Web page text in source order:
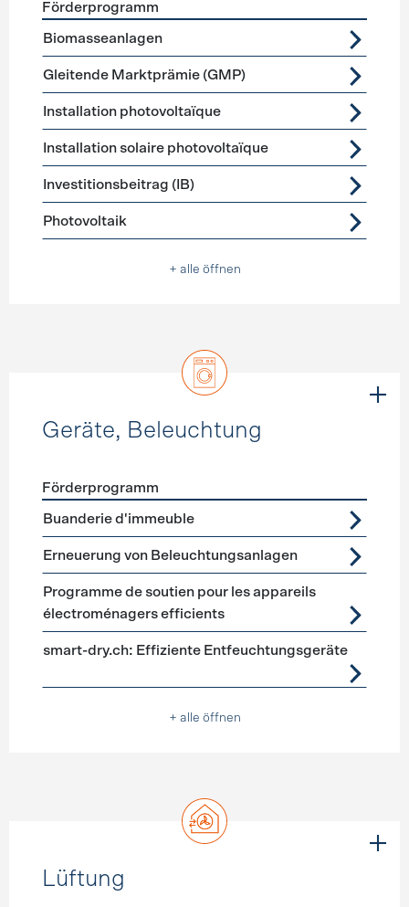
Förderprogramme
Förderprogramm
Biomasseanlagen
Gleitende Marktprämie (GMP)
Installation photovoltaïque
Installation solaire photovoltaïque
Investitionsbeitrag (IB)
Photovoltaik
+ alle öffnen
Geräte, Beleuchtung
Förderprogramme Geräte, Beleuchtung
Förderprogramm
Buanderie d'immeuble
Erneuerung von Beleuchtungsanlagen
Programme de soutien pour les appareils
électroménagers efficients
smart-dry.ch: Effiziente Entfeuchtungsgeräte
+ alle öffnen
Lüftung